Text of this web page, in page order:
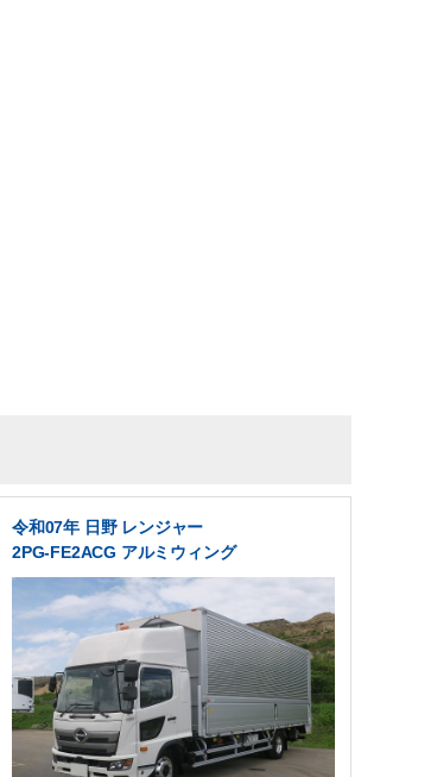
令和07年 日野 レンジャー
2PG-FE2ACG アルミウィング